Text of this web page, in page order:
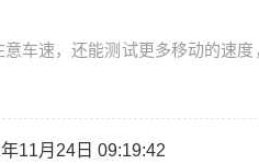
车速，还能测试更多移动的速
11月24日 09:19:42